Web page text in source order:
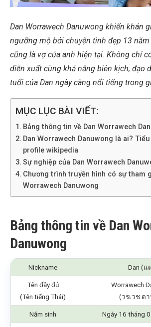
Dan Worrawech Danuwong khiến khán
ngưỡng mộ bởi chuyện tình đẹp 13
cũng là vợ của anh hiện tại. Không chỉ
diễn xuất cùng khả năng biên kịch, đạo
tuổi của Dan ngày càng nổi tiếng trong
MỤC LỤC BÀI VIẾT:
Bảng thông tin về Dan Worrawech
Dan Worrawech Danuwong là ai?
profile wikipedia
Sự nghiệp của Dan Worrawech
Chương trình truyền hình có sự tham
Worrawech Danuwong
Bảng thông tin về Dan
Danuwong
Nickname Dan (แ
Tên đầy đủ
(Tên tiếng Thái)
Worrawech
(วรเวช ด
Năm sinh Ngày 16 tháng